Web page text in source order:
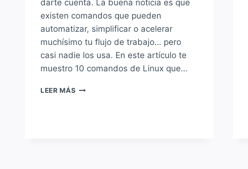
darte cuenta. La buena noticia es que
existen comandos que pueden
automatizar, simplificar o acelerar
muchísimo tu flujo de trabajo… pero
casi nadie los usa. En este artículo te
muestro 10 comandos de Linux que…
LEER MÁS 10